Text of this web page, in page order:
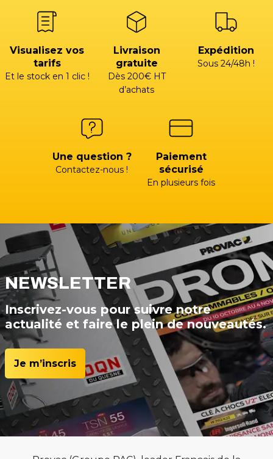
Visualisez vos
tarifs
Et le stock en 1 clic !
Livraison
gratuite
Dès 200€ HT
d’achats
Expédition
Sous 24/48h !
Une question ?
Contactez-nous !
Paiement
sécurisé
En plusieurs fois
NEWSLETTER
Inscrivez-vous pour suivre notre
actualité et faire le plein de nouveautés.
Je m’inscris